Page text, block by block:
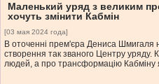
Маленький уряд з великим
хочуть змінити Кабмін
[03 мая 2024 года]
В оточенні прем'єра Дениса Шмигаля
створення так званого Центру
людей, а про трансформацію Кабміну